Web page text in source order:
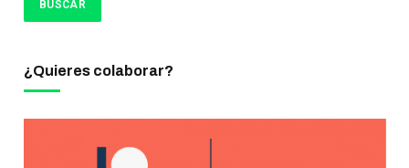
¿Quieres colaborar?